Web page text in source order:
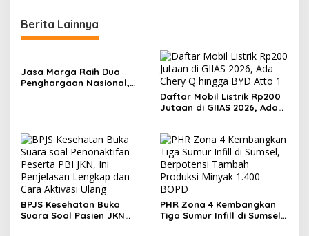
Berita Lainnya
Jasa Marga Raih Dua
Penghargaan Nasional,
Daftar Mobil Listrik Rp200
Jutaan di GIIAS 2026, Ada
BPJS Kesehatan Buka
Suara Soal Pasien JKN
PHR Zona 4 Kembangkan
Tiga Sumur Infill di Sumsel,